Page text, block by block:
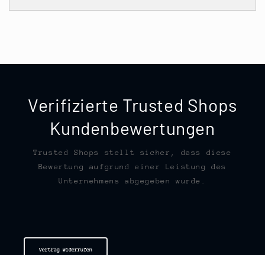
Verifizierte Trusted Shops
Kundenbewertungen
Trusted Shops stellt sicher, dass diese
Bewertung aufgrund einer Leistung des
Unternehmens abgegeben wurde.
Vertrag widerrufen